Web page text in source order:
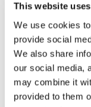
This website
We use cookies
provide social
We also share
our social media,
may combine it
provided to them
підтримка
громади. Ми
придбали
підтримали